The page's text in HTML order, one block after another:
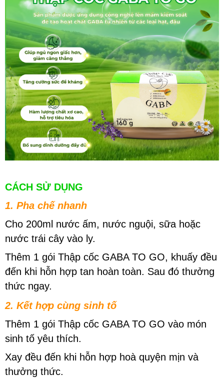
CÁCH SỬ DỤNG
1. Pha chế nhanh
Cho 200ml nước ấm, nước nguội, sữa hoặc
nước trái cây vào ly.
Thêm 1 gói Thập cốc GABA TO GO, khuấy đều
đến khi hỗn hợp tan hoàn toàn. Sau đó thưởng
thức ngay.
2. Kết hợp cùng sinh tố
Thêm 1 gói Thập cốc GABA TO GO vào món
sinh tố yêu thích.
Xay đều đến khi hỗn hợp hoà quyện mịn và
thưởng thức.